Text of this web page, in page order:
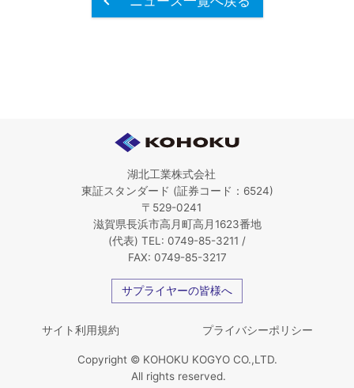
湖北工業株式会社
東証スタンダード (証券コード：6524)
〒529-0241
滋賀県長浜市高月町高月1623番地
(代表) TEL: 0749-85-3211 /
FAX: 0749-85-3217
サプライヤーの皆様へ
サイト利用規約 プライバシーポリシー
Copyright © KOHOKU KOGYO CO.,LTD.
All rights reserved.